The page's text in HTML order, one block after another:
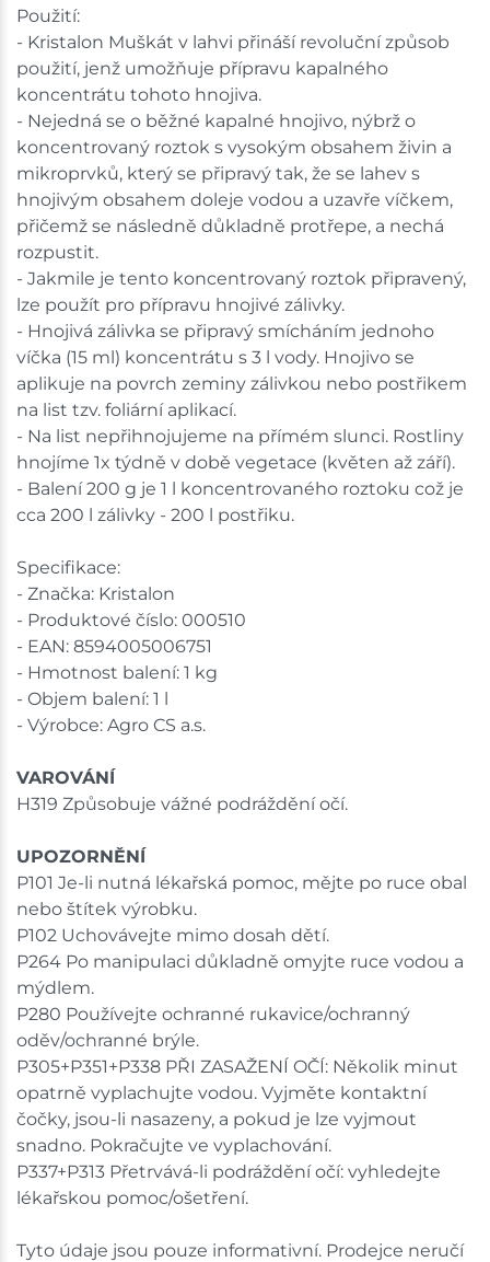
Použití:
- Kristalon Muškát v lahvi přináší revoluční způsob
použití, jenž umožňuje přípravu kapalného
koncentrátu tohoto hnojiva.
- Nejedná se o běžné kapalné hnojivo, nýbrž o
koncentrovaný roztok s vysokým obsahem živin a
mikroprvků, který se připravý tak, že se lahev s
hnojivým obsahem doleje vodou a uzavře víčkem,
přičemž se následně důkladně protřepe, a nechá
rozpustit.
- Jakmile je tento koncentrovaný roztok připravený,
lze použít pro přípravu hnojivé zálivky.
- Hnojivá zálivka se připravý smícháním jednoho
víčka (15 ml) koncentrátu s 3 l vody. Hnojivo se
aplikuje na povrch zeminy zálivkou nebo postřikem
na list tzv. foliární aplikací.
- Na list nepřihnojujeme na přímém slunci. Rostliny
hnojíme 1x týdně v době vegetace (květen až září).
- Balení 200 g je 1 l koncentrovaného roztoku což je
cca 200 l zálivky - 200 l postřiku.
Specifikace:
- Značka: Kristalon
- Produktové číslo: 000510
- EAN: 8594005006751
- Hmotnost balení: 1 kg
- Objem balení: 1 l
- Výrobce: Agro CS a.s.
VAROVÁNÍ
H319 Způsobuje vážné podráždění očí.
UPOZORNĚNÍ
P101 Je-li nutná lékařská pomoc, mějte po ruce obal
nebo štítek výrobku.
P102 Uchovávejte mimo dosah dětí.
P264 Po manipulaci důkladně omyjte ruce vodou a
mýdlem.
P280 Používejte ochranné rukavice/ochranný
oděv/ochranné brýle.
P305+P351+P338 PŘI ZASAŽENÍ OČÍ: Několik minut
opatrně vyplachujte vodou. Vyjměte kontaktní
čočky, jsou-li nasazeny, a pokud je lze vyjmout
snadno. Pokračujte ve vyplachování.
P337+P313 Přetrvává-li podráždění očí: vyhledejte
lékařskou pomoc/ošetření.
Tyto údaje jsou pouze informativní. Prodejce neručí